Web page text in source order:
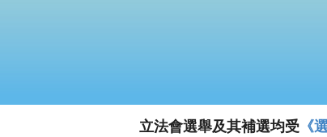
立法會選舉及其補選均受《